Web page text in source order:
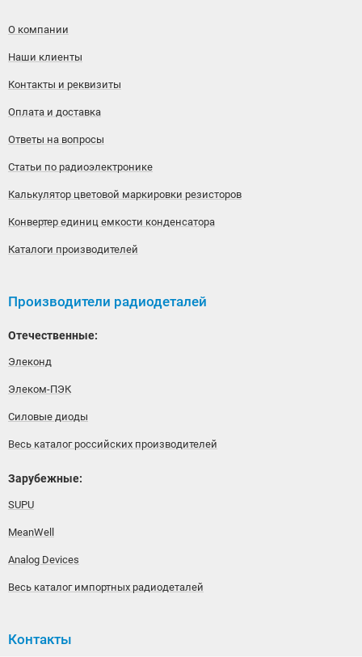
О компании
Наши клиенты
Контакты и реквизиты
Оплата и доставка
Ответы на вопросы
Статьи по радиоэлектронике
Калькулятор цветовой маркировки резисторов
Конвертер единиц емкости конденсатора
Каталоги производителей
Производители радиодеталей
Отечественные:
Элеконд
Элеком-ПЭК
Силовые диоды
Весь каталог российских производителей
Зарубежные:
SUPU
MeanWell
Analog Devices
Весь каталог импортных радиодеталей
Контакты